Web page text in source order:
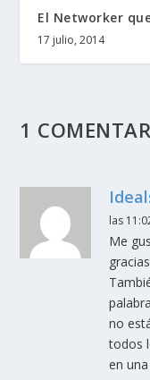
El Networker
17 julio, 2014
1
las
Me
no
todos
en